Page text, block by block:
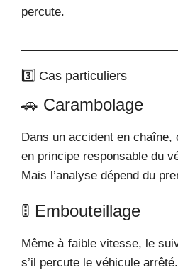
percute.
3️⃣ Cas particuliers
🚗 Carambolage
Dans un accident en chaîne,
en principe responsable du
Mais l’analyse dépend du
🚦 Embouteillage
Même à faible vitesse, le
s’il percute le véhicule arrêté.